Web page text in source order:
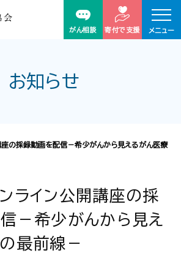
がん相談 寄付で支援 メニュー
お知らせ
座の採録動画を配信－希少がんから見えるがん医療
ライン公開講座の採
－希少がんから見え
最前線－